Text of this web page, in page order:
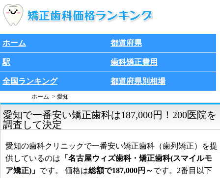
ホーム 都道府県
駅 歯科矯正費用
全国ランキング 都道府県別相場
ホーム 愛知
愛知で一番安い矯正歯科は187,000円！200医院を
調査して決定
愛知の歯科クリニックで一番安い矯正歯科（歯列矯正）を提
供しているのは 「名古屋ウィズ歯科・矯正歯科(スマイルモ
ア矯正)」 です。 価格は総額で187,000円～です。2番目以下